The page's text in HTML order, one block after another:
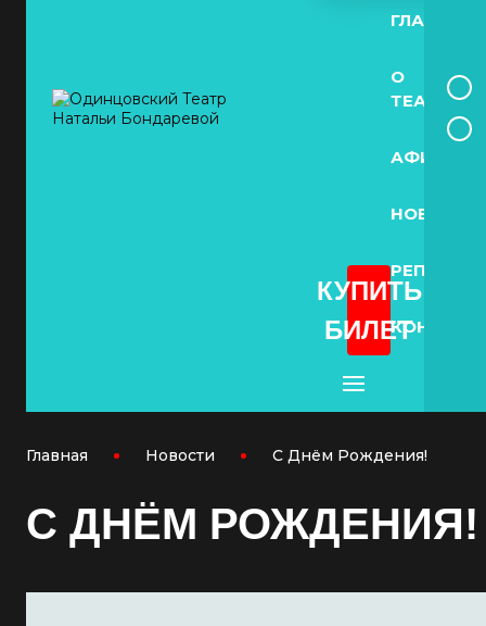
КУПИТЬ
БИЛЕТ
ГЛАВНАЯ
О
ТЕАТРЕ
АФИША
НОВОСТИ
Главная Новости С Днём Рождения!
С ДНЁМ РОЖДЕНИЯ!